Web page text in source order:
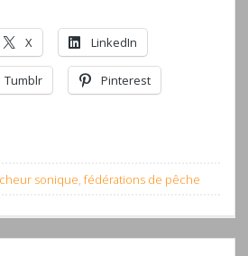
X LinkedIn
Tumblr Pinterest
sonique,fédérations de pêche